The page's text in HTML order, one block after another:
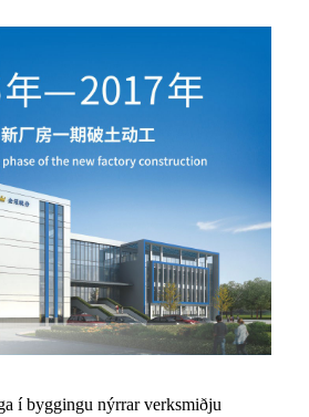
í byggingu nýrrar verksmiðju